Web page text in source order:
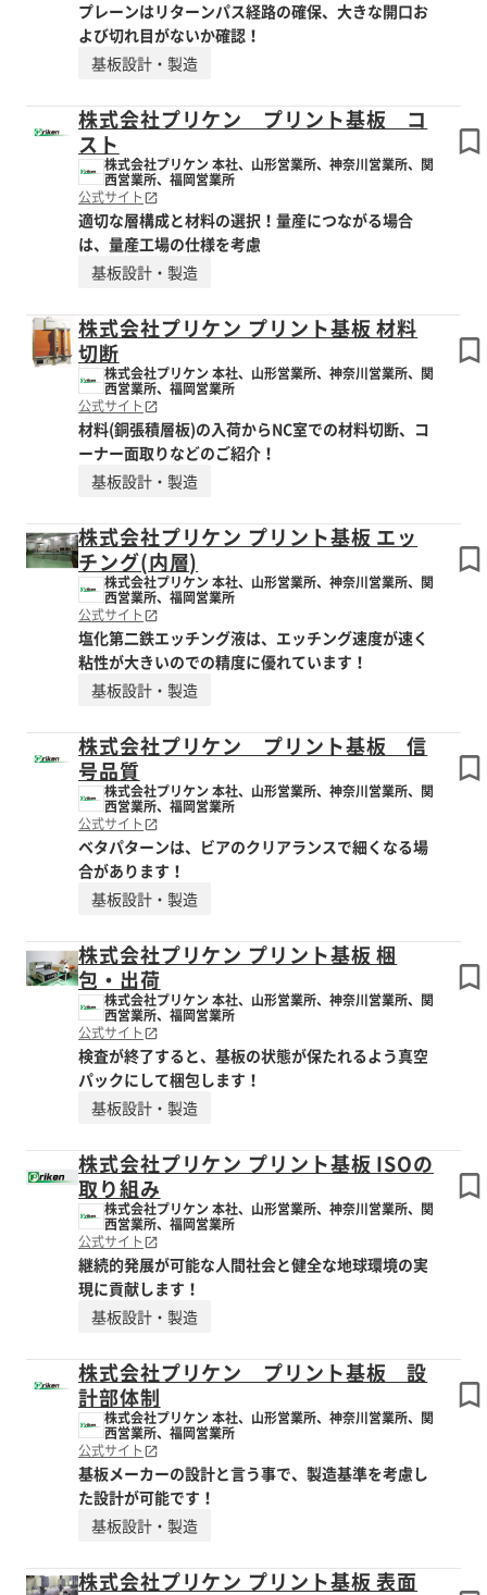
プレーンはリターンパス経路の確保、大きな開口お
よび切れ目がないか確認！
基板設計・製造
株式会社プリケン プリント基板 コ
スト
株式会社プリケン 本社、山形営業所、神奈川営業所、関
西営業所、福岡営業所
公式サイト
適切な層構成と材料の選択！量産につながる場合
は、量産工場の仕様を考慮
基板設計・製造
株式会社プリケン プリント基板 材料
切断
株式会社プリケン 本社、山形営業所、神奈川営業所、関
西営業所、福岡営業所
公式サイト
材料(銅張積層板)の入荷からNC室での材料切断、コ
ーナー面取りなどのご紹介！
基板設計・製造
株式会社プリケン プリント基板 エッ
チング(内層)
株式会社プリケン 本社、山形営業所、神奈川営業所、関
西営業所、福岡営業所
公式サイト
塩化第二鉄エッチング液は、エッチング速度が速く
粘性が大きいのでの精度に優れています！
基板設計・製造
株式会社プリケン プリント基板 信
号品質
株式会社プリケン 本社、山形営業所、神奈川営業所、関
西営業所、福岡営業所
公式サイト
ベタパターンは、ビアのクリアランスで細くなる場
合があります！
基板設計・製造
株式会社プリケン プリント基板 梱
包・出荷
株式会社プリケン 本社、山形営業所、神奈川営業所、関
西営業所、福岡営業所
公式サイト
検査が終了すると、基板の状態が保たれるよう真空
パックにして梱包します！
基板設計・製造
株式会社プリケン プリント基板 ISOの
取り組み
株式会社プリケン 本社、山形営業所、神奈川営業所、関
西営業所、福岡営業所
公式サイト
継続的発展が可能な人間社会と健全な地球環境の実
現に貢献します！
基板設計・製造
株式会社プリケン プリント基板 設
計部体制
株式会社プリケン 本社、山形営業所、神奈川営業所、関
西営業所、福岡営業所
公式サイト
基板メーカーの設計と言う事で、製造基準を考慮し
た設計が可能です！
基板設計・製造
株式会社プリケン プリント基板 表面